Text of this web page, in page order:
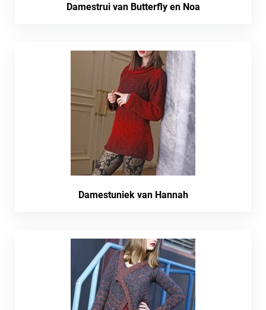
Damestrui van Butterfly en Noa
Damestuniek van Hannah